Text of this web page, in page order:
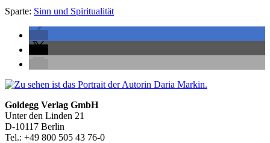
Sparte: Sinn und Spiritualität
Seitenleiste
Footer-
Section
Goldegg Verlag GmbH
Unter den Linden 21
D-10117 Berlin
Tel.: +49 800 505 43 76-0